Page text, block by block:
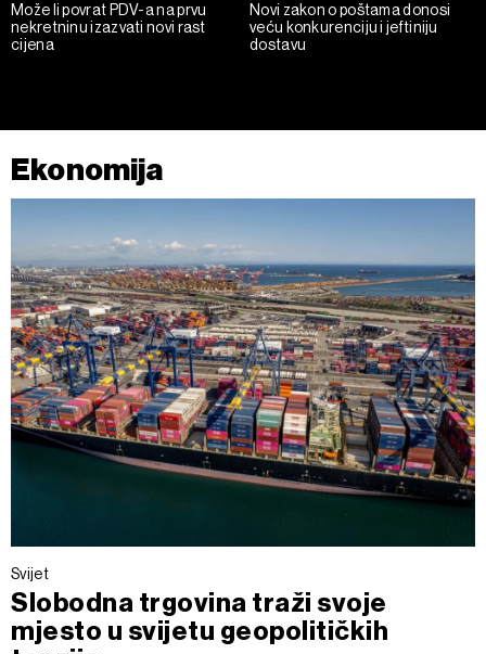
Može li povrat PDV-a na prvu
nekretninu izazvati novi rast
cijena
Novi zakon o poštama donosi
veću konkurenciju i jeftiniju
dostavu
Ekonomija
Svijet
Slobodna trgovina traži svoje
mjesto u svijetu geopolitičkih